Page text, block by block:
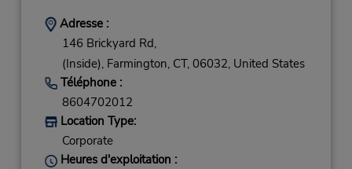
Adresse :
146 Brickyard Rd,
(Inside), Farmington, CT, 06032, United States
Téléphone :
8604702012
Location Type:
Corporate
Heures d'exploitation :